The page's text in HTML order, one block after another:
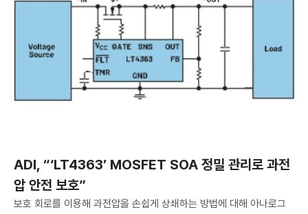
ADI, “‘LT4363’ MOSFET SOA 정밀 관리로 과전
압 안전 보호”
보호 회로를 이용해 과전압을 손쉽게 상쇄하는 방법에 대해 아나로그